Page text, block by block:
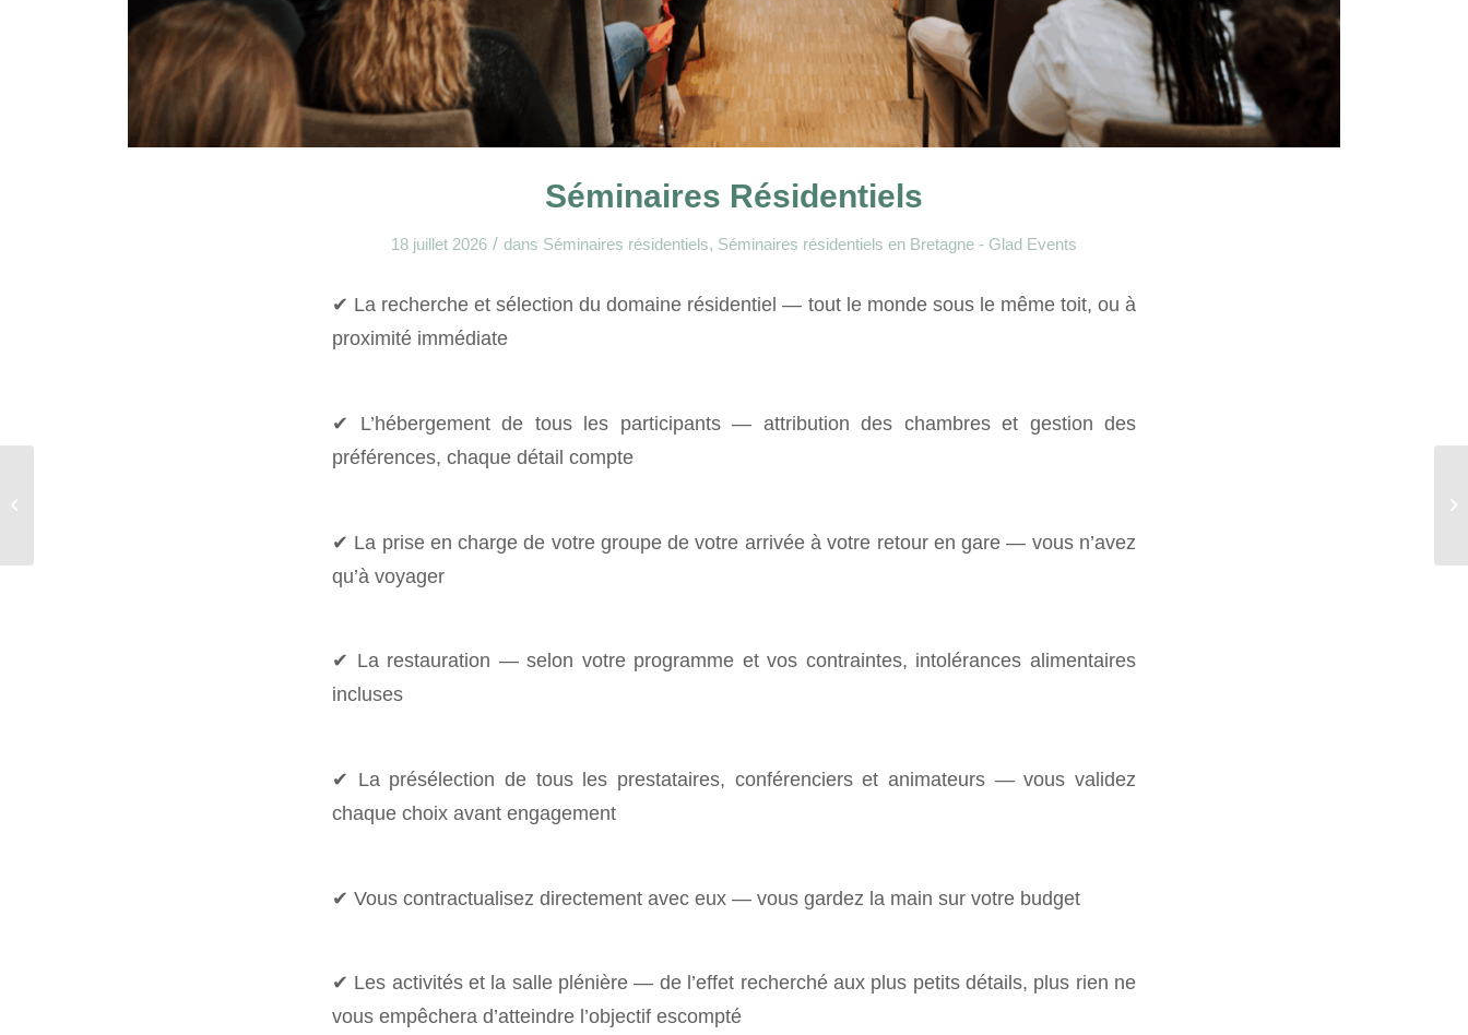
Séminaires Résidentiels
18 juillet 2026 / dans Séminaires résidentiels, Séminaires résidentiels en Bretagne - Glad Events
✔ La recherche et sélection du domaine résidentiel — tout le monde sous le même toit, ou à
proximité immédiate
✔ L’hébergement de tous les participants — attribution des chambres et gestion des
préférences, chaque détail compte
✔ La prise en charge de votre groupe de votre arrivée à votre retour en gare — vous n’avez
qu’à voyager
✔ La restauration — selon votre programme et vos contraintes, intolérances alimentaires
incluses
✔ La présélection de tous les prestataires, conférenciers et animateurs — vous validez
chaque choix avant engagement
✔ Vous contractualisez directement avec eux — vous gardez la main sur votre budget
✔ Les activités et la salle plénière — de l’effet recherché aux plus petits détails, plus rien ne
vous empêchera d’atteindre l’objectif escompté